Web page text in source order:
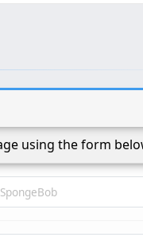
using the form